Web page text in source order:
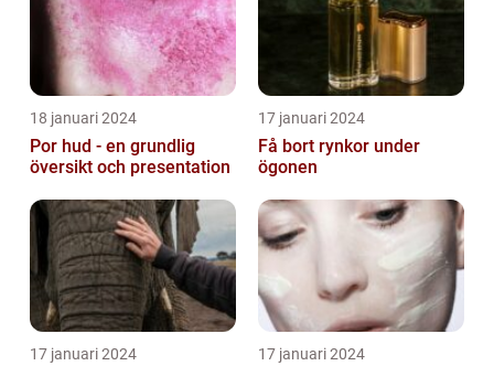
18 januari 2024
Por hud - en grundlig
översikt och presentation
17 januari 2024
Få bort rynkor under
ögonen
17 januari 2024 17 januari 2024